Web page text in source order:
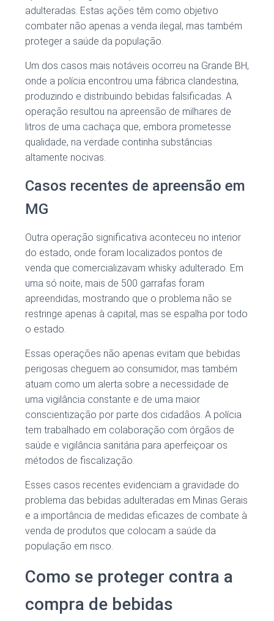
adulteradas. Estas ações têm como objetivo
combater não apenas a venda ilegal, mas também
proteger a saúde da população.
Um dos casos mais notáveis ocorreu na Grande BH,
onde a polícia encontrou uma fábrica clandestina,
produzindo e distribuindo bebidas falsificadas. A
operação resultou na apreensão de milhares de
litros de uma cachaça que, embora prometesse
qualidade, na verdade continha substâncias
altamente nocivas.
Casos recentes de apreensão em
MG
Outra operação significativa aconteceu no interior
do estado, onde foram localizados pontos de
venda que comercializavam whisky adulterado. Em
uma só noite, mais de 500 garrafas foram
apreendidas, mostrando que o problema não se
restringe apenas à capital, mas se espalha por todo
o estado.
Essas operações não apenas evitam que bebidas
perigosas cheguem ao consumidor, mas também
atuam como um alerta sobre a necessidade de
uma vigilância constante e de uma maior
conscientização por parte dos cidadãos. A polícia
tem trabalhado em colaboração com órgãos de
saúde e vigilância sanitária para aperfeiçoar os
métodos de fiscalização.
Esses casos recentes evidenciam a gravidade do
problema das bebidas adulteradas em Minas Gerais
e a importância de medidas eficazes de combate à
venda de produtos que colocam a saúde da
população em risco.
Como se proteger contra a
compra de bebidas